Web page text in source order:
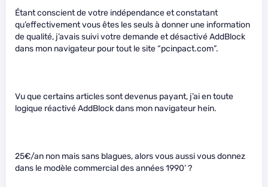
Étant conscient de votre indépendance et constatant
qu’effectivement vous êtes les seuls à donner une information
de qualité, j’avais suivi votre demande et désactivé AddBlock
dans mon navigateur pour tout le site “pcinpact.com”.
Vu que certains articles sont devenus payant, j’ai en toute
logique réactivé AddBlock dans mon navigateur hein.
25€/an non mais sans blagues, alors vous aussi vous donnez
dans le modèle commercial des années 1990’ ?